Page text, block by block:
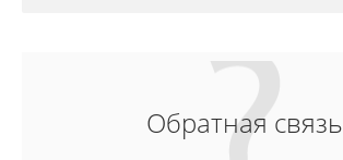
Обратная связь